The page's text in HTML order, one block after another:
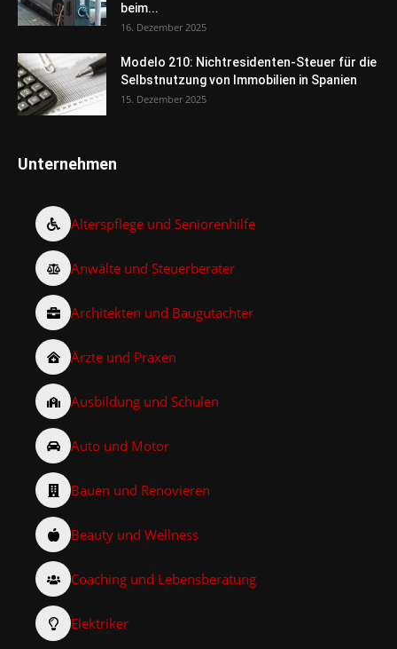
beim...
16. Dezember 2025
Modelo 210: Nichtresidenten-Steuer für die
Selbstnutzung von Immobilien in Spanien
15. Dezember 2025
Unternehmen
Alterspflege und Seniorenhilfe
Anwälte und Steuerberater
Architekten und Baugutachter
Ärzte und Praxen
Ausbildung und Schulen
Auto und Motor
Bauen und Renovieren
Beauty und Wellness
Coaching und Lebensberatung
Elektriker